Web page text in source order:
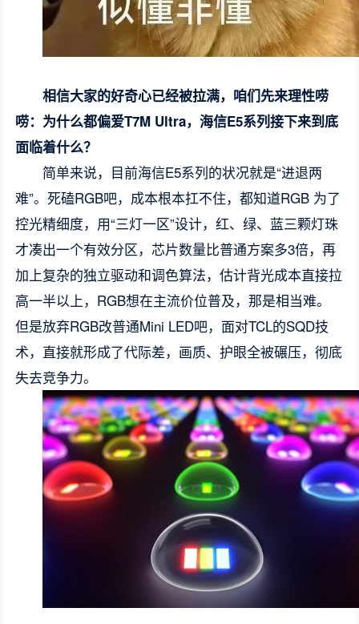
相信大家的好奇心已经被拉满，咱们先来理性唠
唠：为什么都偏爱T7M Ultra，海信E5系列接下来到底
面临着什么？
简单来说，目前海信E5系列的状况就是“进退两
难”。死磕RGB吧，成本根本扛不住，都知道RGB 为了
控光精细度，用“三灯一区”设计，红、绿、蓝三颗灯珠
才凑出一个有效分区，芯片数量比普通方案多3倍，再
加上复杂的独立驱动和调色算法，估计背光成本直接拉
高一半以上，RGB想在主流价位普及，那是相当难。
但是放弃RGB改普通Mini LED吧，面对TCL的SQD技
术，直接就形成了代际差，画质、护眼全被碾压，彻底
失去竞争力。